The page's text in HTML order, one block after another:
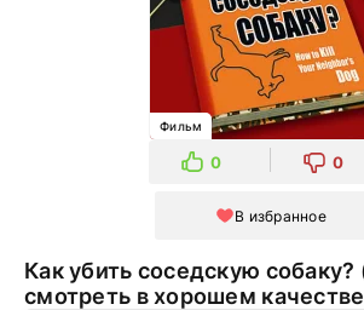
Фильм
0 0
В избранное
Как убить соседскую собаку? (2000)
смотреть в хорошем качестве